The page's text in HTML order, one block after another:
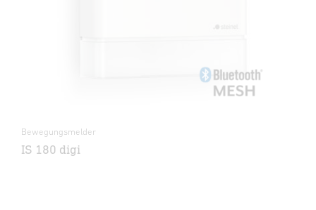
Bewegungsmelder
IS 180 digi